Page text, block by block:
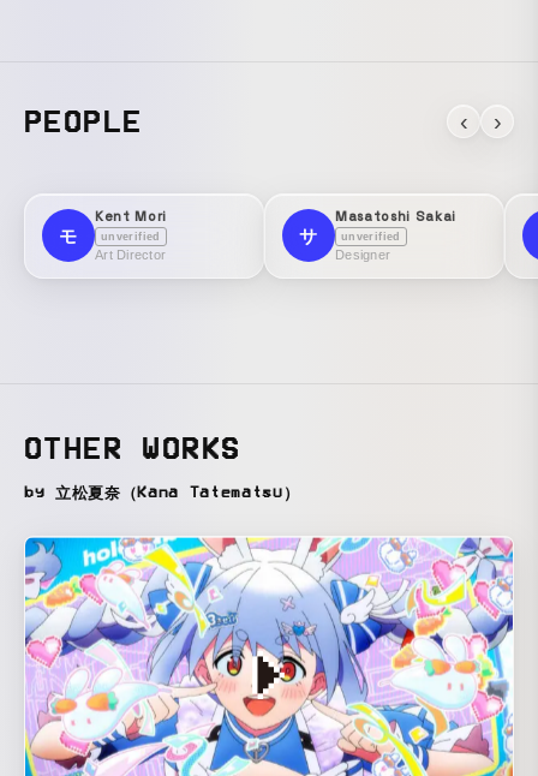
PEOPLE ‹ ›
モ
Kent Mori
unverified
Art Director
サ
Masatoshi Sakai
unverified
Designer
OTHER WORKS
by 立松夏奈（Kana Tatematsu）